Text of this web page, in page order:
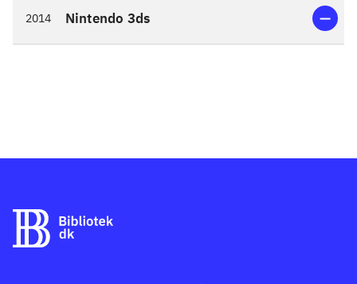
2014 Nintendo 3ds